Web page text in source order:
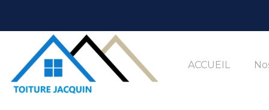
ACCUEIL